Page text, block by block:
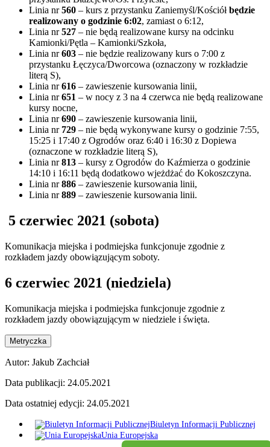
Linia nr560 – kurs z przystanku Zaniemyśl/Kościółbędzie
realizowany o godzinie 6:02, zamiast o 6:12,
Linia nr527 – nie będą realizowane kursy na odcinku
Kamionki/Pętla – Kamionki/Szkoła,
Linia nr603 – nie będzie realizowany kurs o 7:00 z
przystanku Łęczyca/Dworcowa (oznaczony w rozkładzie
literą S),
Linia nr616 – zawieszenie kursowania linii,
Linia nr651 – w nocy z 3 na 4 czerwca nie będą realizowane
kursy nocne,
Linia nr690 – zawieszenie kursowania linii,
Linia nr 729 – nie będą wykonywane kursy o godzinie 7:55,
15:25 i 17:40 z Ogrodów oraz 6:40 i 16:30 z Dopiewa
(oznaczone w rozkładzie literą S),
Linia nr813 – kursy z Ogrodów do Kaźmierza o godzinie
14:10 i 16:11 będą dodatkowo wjeżdżać do Kokoszczyna.
Linia nr886 – zawieszenie kursowania linii,
Linia nr889 – zawieszenie kursowania linii.
5 czerwiec 2021 (sobota)
Komunikacja miejska i podmiejska funkcjonuje zgodnie z
rozkładem jazdy obowiązującym soboty.
6 czerwiec 2021 (niedziela)
Komunikacja miejska i podmiejska funkcjonuje zgodnie z
rozkładem jazdy obowiązującym w niedziele i święta.
Metryczka
Autor: Jakub Zachciał
Data publikacji: 24.05.2021
Data ostatniej edycji: 24.05.2021
Biuletyn Informacji Publicznej
Unia Europejska